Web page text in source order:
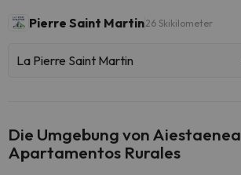
Pierre Saint Martin26 Skikilometer
La Pierre Saint Martin
Die Umgebung von Aiestaenea
Apartamentos Rurales